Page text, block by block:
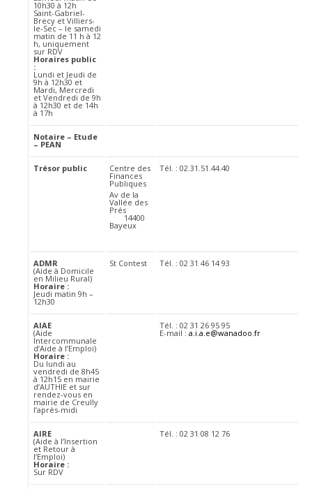
10h30 à 12h
Saint-Gabriel-
Brecy et Villiers-
le-Sec – le samedi
matin de 11 h à 12
h, uniquement
sur RDV
Horaires public
:
Lundi et Jeudi de
9h à 12h30 et
Mardi, Mercredi
et Vendredi de 9h
à 12h30 et de 14h
à 17h
Notaire – Etude
– PEAN
Trésor public Centre des
Finances
Publiques
Av de la
Vallée des
Prés
14400
Bayeux
Tél. : 02.31.51.44.40
ADMR
(Aide à Domicile
en Milieu Rural)
Horaire :
Jeudi matin 9h –
12h30
St Contest Tél. : 02 31 46 14 93
AIAE
(Aide
Intercommunale
d’Aide à l’Emploi)
Horaire :
Du lundi au
vendredi de 8h45
à 12h15 en mairie
d’AUTHIE et sur
rendez-vous en
mairie de Creully
l’après-midi
Tél. : 02 31 26 95 95
E-mail : a.i.a.e@wanadoo.fr
AIRE
(Aide à l’Insertion
et Retour à
l’Emploi)
Horaire :
Sur RDV
Tél. : 02 31 08 12 76